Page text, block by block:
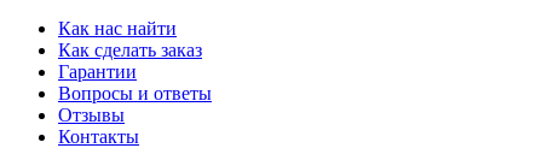
Как нас найти
Как сделать заказ
Гарантии
Вопросы и ответы
Отзывы
Контакты